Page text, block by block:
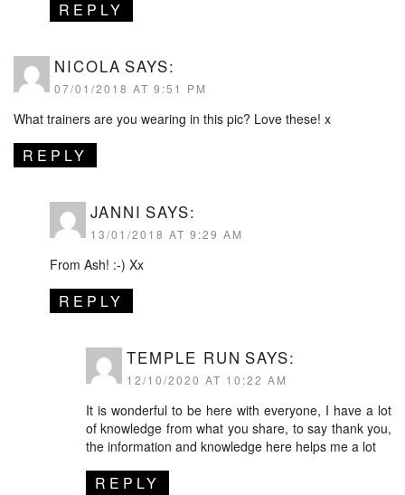
REPLY
NICOLA SAYS:
07/01/2018 AT 9:51 PM
What trainers are you wearing in this pic? Love these! x
REPLY
JANNI SAYS:
13/01/2018 AT 9:29 AM
From Ash! :-) Xx
REPLY
TEMPLE RUN SAYS:
12/10/2020 AT 10:22 AM
It is wonderful to be here with everyone, I have a lot
of knowledge from what you share, to say thank you,
the information and knowledge here helps me a lot
REPLY